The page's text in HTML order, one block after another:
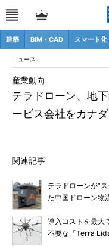
建築 BIM・CAD スマート
ニュース
テラドローン、地
ービス会社をカナ
産業動向
関連記事
テラドローンが“
た中国ドローン物
導入コストを最大
不要な「Terra